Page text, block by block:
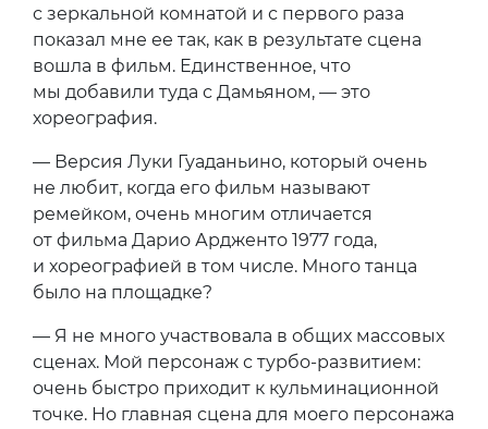
с зеркальной комнатой и с первого раза
показал мне ее так, как в результате сцена
вошла в фильм. Единственное, что
мы добавили туда с Дамьяном, — это
хореография.
— Версия Луки Гуаданьино, который очень
не любит, когда его фильм называют
ремейком, очень многим отличается
от фильма Дарио Ардженто 1977 года,
и хореографией в том числе. Много танца
было на площадке?
— Я не много участвовала в общих массовых
сценах. Мой персонаж с турбо-развитием:
очень быстро приходит к кульминационной
точке. Но главная сцена для моего персонажа